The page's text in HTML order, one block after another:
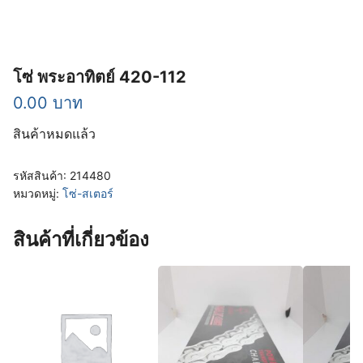
โซ่ พระอาทิตย์ 420-112
0.00 บาท
สินค้าหมดแล้ว
รหัสสินค้า: 214480
หมวดหมู่: โซ่-สเตอร์
สินค้าที่เกี่ยวข้อง